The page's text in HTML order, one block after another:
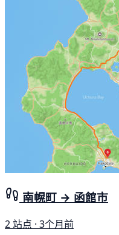
南幌町 → 函館市
2 站点 · 3个月前